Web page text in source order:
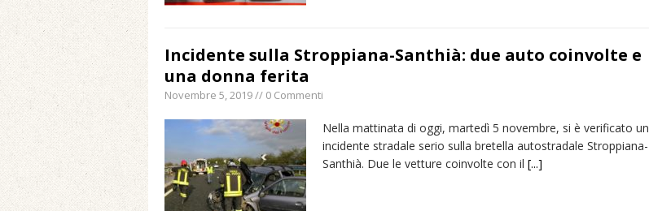
Incidente sulla Stroppiana-Santhià: due auto coinvolte e
una donna ferita
Novembre 5, 2019 // 0 Commenti
Nella mattinata di oggi, martedì 5 novembre, si è verificato un
incidente stradale serio sulla bretella autostradale Stroppiana-
Santhià. Due le vetture coinvolte con il [...]